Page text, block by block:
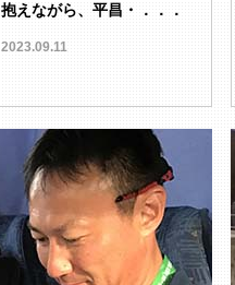
抱えながら、平昌・．．．
2023.09.11